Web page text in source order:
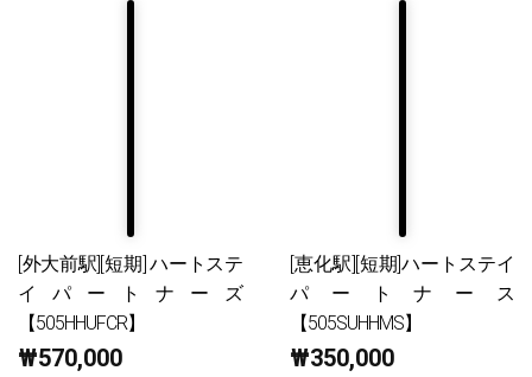
[外大前駅][短期] ハートステ
イパートナーズ
【505HHUFCR】
₩570,000
[恵化駅][短期]ハートステイ
パートナース
【505SUHHMS】
₩350,000